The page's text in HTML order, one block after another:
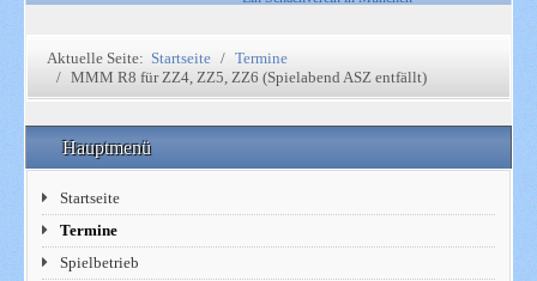
Aktuelle Seite: Startseite
Termine
MMM R8 für ZZ4, ZZ5, ZZ6 (Spielabend ASZ entfällt)
Hauptmenü
Startseite
Termine
Spielbetrieb